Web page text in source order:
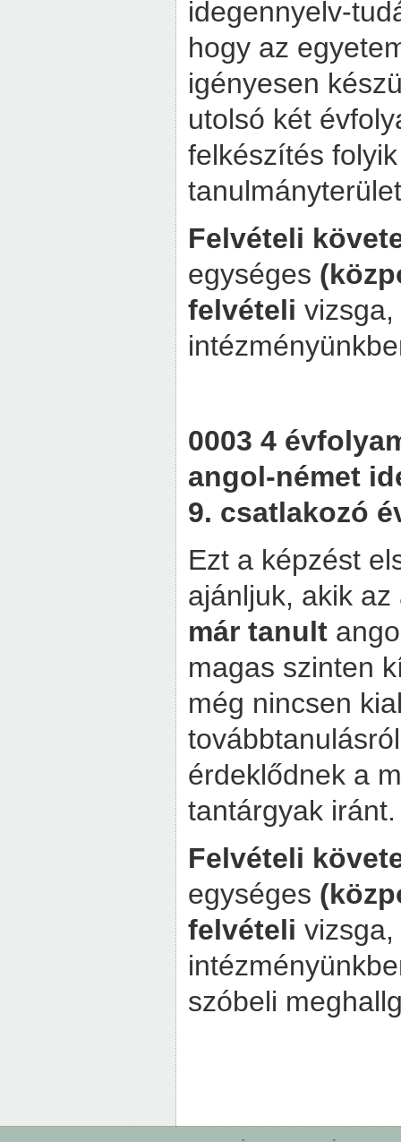
idegennyelv-
hogy az
igényesen
utolsó két
felkészítés
Felvételi
egységes
felvételi
0003 4
angol-német
9. csatlakozó
Ezt a képzést
ajánljuk, akik
már tanult
magas szinten
még nincsen
érdeklődnek a
tantárgyak iránt.
Felvételi
egységes
felvételi
szóbeli